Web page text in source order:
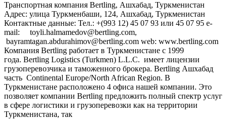
Транспортная компания Bertling, Ашхабад, Туркменистан
Адрес: улица Туркменбаши, 124, Ашхабад, Туркменистан
Контактные данные: Тел.: +(993 12) 45 07 93 или 45 07 95 e-
mail: toyli.halmamedov@bertling.com,
bayramtagan.abdurahimov@bertling.com web: www.bertling.com
Компания Bertling работает в Туркменистане с 1999
года. Bertling Logistics (Turkmen) L.L.C. имеет лицензии
грузоперевозчика и таможенного брокера. Bertling Ашхабад
часть Continental Europe/North African Region. В
Туркменистане расположено 4 офиса нашей компании. Это
позволяет компании Bertling предложить полный спектр услуг
в сфере логистики и грузоперевозки как на территории
Туркменистана, так